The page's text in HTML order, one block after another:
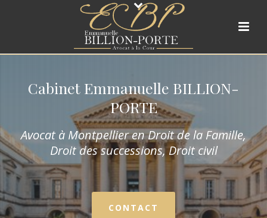
Cabinet Emmanuelle BILLION-
PORTE
Avocat à Montpellier en Droit de la Famille,
Droit des successions, Droit civil
CONTACT